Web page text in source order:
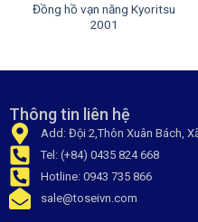
Đồng hồ vạn năng Kyoritsu
2001
Thông tin liên hệ
Add: Đội 2,Thôn Xuân Bách,
Tel: (+84) 0435 824 668
Hotline: 0943 735 866
sale@toseivn.com